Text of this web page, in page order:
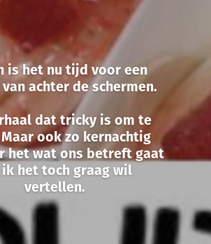
is het nu tijd voor een
achter de schermen.
dat tricky is om te
ook zo kernachtig
het wat ons betreft gaat
het toch graag wil
vertellen.